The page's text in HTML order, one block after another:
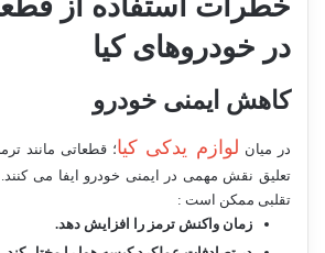
خطرات استفاده از
در خودروهای کیا
کاهش ایمنی خودرو
در میان لوازم یدکی کیا؛ قطعاتی مانند
تعلیق نقش مهمی در ایمنی خودرو ایفا می
تقلبی ممکن است :
زمان واکنش ترمز را افزایش دهد.